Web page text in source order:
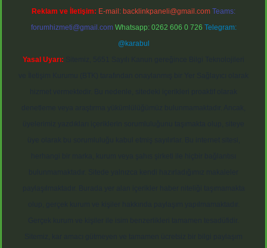
Reklam ve İletişim: E-mail: backlinkpaneli@gmail.com Teams:
forumhizmeti@gmail.com Whatsapp: 0262 606 0 726 Telegram:
@karabul
Yasal Uyarı: